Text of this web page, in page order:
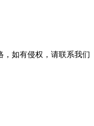
，如有侵权，请联系我们